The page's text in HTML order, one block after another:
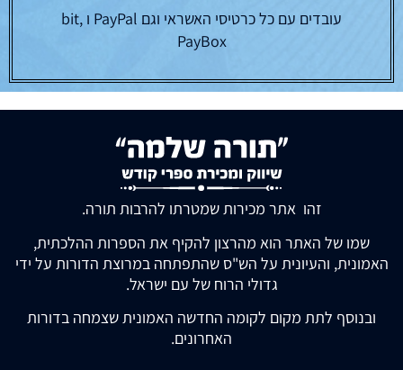
עובדים עם כל כרטיסי האשראי וגם PayPal ו bit,
PayBox
זהו אתר מכירות שמטרתו להרבות תורה.
שמו של האתר הוא מהרצון להקיף את הספרות ההלכתית,
האמונית, והעיונית על הש"ס שהתפתחה במרוצת הדורות על ידי
גדולי הרוח של עם ישראל.
ובנוסף לתת מקום לקומה החדשה האמונית שצמחה בדורות
האחרונים.